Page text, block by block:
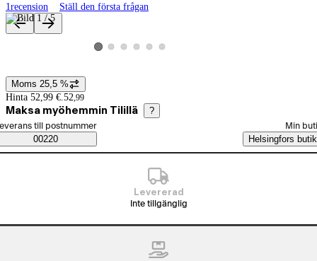
1recension Ställ den första frågan
Produktbilder och videor
Visa produktbild 1
Visa produktbild 2
Visa produktbild 3
Visa produktbild 4
Visa produktbild 5
Visa produktbild 6
Prisinformation
Moms 25,5 %
Hinta 52,99 €. 52,99
Maksa myöhemmin Tilillä ?
Saatavuustiedot
beställningssätt
till postnummer
00220
Min
Helsingfors butik
Levererad
Inte tillgänglig